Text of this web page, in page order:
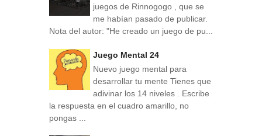
juegos de Rinnogogo , que se
me habían pasado de publicar.
Nota del autor: "He creado un juego de pu...
Juego Mental 24
Nuevo juego mental para
desarrollar tu mente Tienes que
adivinar los 14 niveles . Escribe
la respuesta en el cuadro amarillo, no
pongas ...